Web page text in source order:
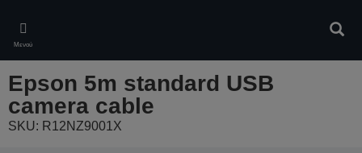
main
content
Μενού
Epson 5m standard USB
camera cable
SKU: R12NZ9001X